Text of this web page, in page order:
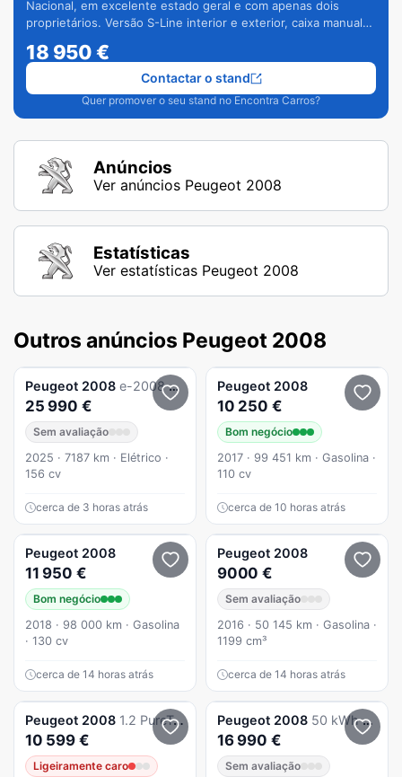
Nacional, em excelente estado geral e com apenas dois
proprietários. Versão S-Line interior e exterior, caixa manual
18 950€
Quer promover o seu stand no Encontra Carros?
Contactar o stand
Anúncios
Ver anúncios Peugeot 2008
Estatísticas
Ver estatísticas Peugeot 2008
Outros anúncios Peugeot 2008
Peugeot 2008 e-2008 54 kWh Style
25 990 €
Sem avaliação
2025 · 7187 km · Elétrico ·
156 cv
cerca de 3 horas atrás
Peugeot 2008
10 250 €
Bom negócio
2017 · 99 451 km · Gasolina ·
110 cv
cerca de 10 horas atrás
Peugeot 2008
11 950 €
Bom negócio
2018 · 98 000 km · Gasolina
· 130 cv
cerca de 14 horas atrás
Peugeot 2008
9000 €
Sem avaliação
2016 · 50 145 km · Gasolina ·
1199 cm³
cerca de 14 horas atrás
Peugeot 2008 1.2 PureTech Active
10 599 €
Ligeiramente caro
Peugeot 2008 50 kWh Active Pack
16 990 €
Sem avaliação